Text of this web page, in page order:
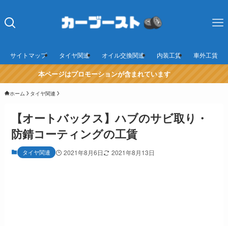
サイトマップ タイヤ関連 オイル交換関連 内装工賃 車外工賃
本ページはプロモーションが含まれています
ホーム タイヤ関連
【オートバックス】ハブのサビ取り・
防錆コーティングの工賃
タイヤ関連 2021年8月6日 2021年8月13日